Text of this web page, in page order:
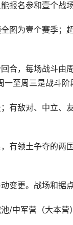
报名参和壹个战
图为壹个赛季；
合，每场战斗由
至周三是战斗阶
有敌对、中立、
有领土争夺的两
变更。战场和据
/中军营（大本营